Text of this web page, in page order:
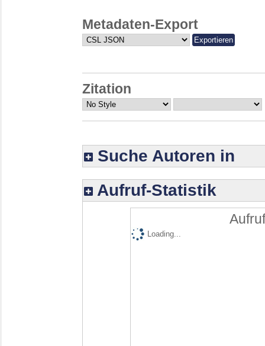
Metadaten-Export
Zitation
Suche Autoren in
Aufruf-Statistik
Loading...